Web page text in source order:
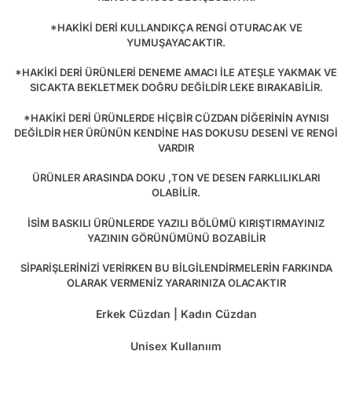
*HAKİKİ DERİ KULLANDIKÇA RENGİ OTURACAK VE
YUMUŞAYACAKTIR.
*HAKİKİ DERİ ÜRÜNLERİ DENEME AMACI İLE ATEŞLE YAKMAK VE
SICAKTA BEKLETMEK DOĞRU DEĞİLDİR LEKE BIRAKABİLİR.
*HAKİKİ DERİ ÜRÜNLERDE HİÇBİR CÜZDAN DİĞERİNİN AYNISI
DEĞİLDİR HER ÜRÜNÜN KENDİNE HAS DOKUSU DESENİ VE RENGİ
VARDIR
ÜRÜNLER ARASINDA DOKU ,TON VE DESEN FARKLILIKLARI
OLABİLİR.
İSİM BASKILI ÜRÜNLERDE YAZILI BÖLÜMÜ KIRIŞTIRMAYINIZ
YAZININ GÖRÜNÜMÜNÜ BOZABİLİR
SİPARİŞLERİNİZİ VERİRKEN BU BİLGİLENDİRMELERİN FARKINDA
OLARAK VERMENİZ YARARINIZA OLACAKTIR
Erkek Cüzdan | Kadın Cüzdan
Unisex Kullanıım